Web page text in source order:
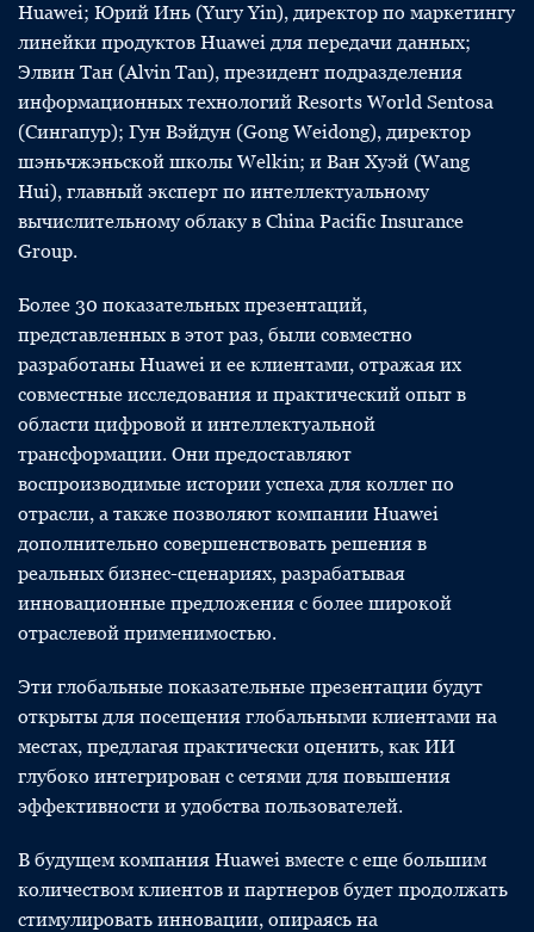
Huawei; Юрий Инь (Yury Yin), директор по маркетингу
линейки продуктов Huawei для передачи данных;
Элвин Тан (Alvin Tan), президент подразделения
информационных технологий Resorts World Sentosa
(Сингапур); Гун Вэйдун (Gong Weidong), директор
шэньчжэньской школы Welkin; и Ван Хуэй (Wang
Hui), главный эксперт по интеллектуальному
вычислительному облаку в China Pacific Insurance
Group.
Более 30 показательных презентаций,
представленных в этот раз, были совместно
разработаны Huawei и ее клиентами, отражая их
совместные исследования и практический опыт в
области цифровой и интеллектуальной
трансформации. Они предоставляют
воспроизводимые истории успеха для коллег по
отрасли, а также позволяют компании Huawei
дополнительно совершенствовать решения в
реальных бизнес-сценариях, разрабатывая
инновационные предложения с более широкой
отраслевой применимостью.
Эти глобальные показательные презентации будут
открыты для посещения глобальными клиентами на
местах, предлагая практически оценить, как ИИ
глубоко интегрирован с сетями для повышения
эффективности и удобства пользователей.
В будущем компания Huawei вместе с еще большим
количеством клиентов и партнеров будет продолжать
стимулировать инновации, опираясь на